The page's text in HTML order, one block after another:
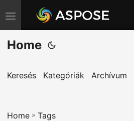
T
o
g
l
a
Home
Keresés Kategóriák Archívum
Home » Tags